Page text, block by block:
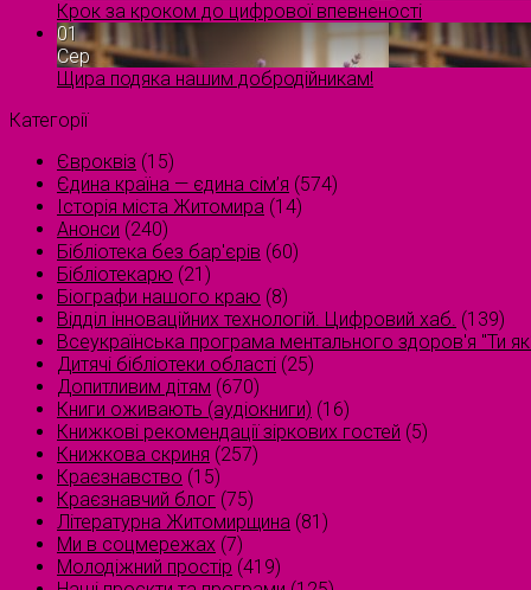
Крок за кроком до цифрової впевненості
01
Сер
Щира подяка нашим добродійникам!
Категорії
Євроквіз (15)
Єдина країна — єдина сім’я (574)
Історія міста Житомира (14)
Анонси (240)
Бібліотека без бар'єрів (60)
Бібліотекарю (21)
Біографи нашого краю (8)
Відділ інноваційних технологій. Цифровий хаб. (139)
Всеукраїнська програма ментального здоров'я "Ти
Дитячі бібліотеки області (25)
Допитливим дітям (670)
Книги оживають (аудіокниги) (16)
Книжкові рекомендації зіркових гостей (5)
Книжкова скриня (257)
Краєзнавство (15)
Краєзнавчий блог (75)
Літературна Житомирщина (81)
Ми в соцмережах (7)
Молодіжний простір (419)